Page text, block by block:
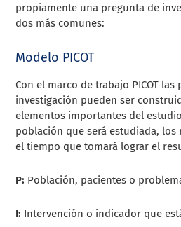
propiamente una pregunta de
dos más comunes:
Modelo PICOT
Con el marco de trabajo PICOT las
investigación pueden ser
elementos importantes del
población que será estudiada, los
el tiempo que tomará lograr el
P: Población, pacientes o
I: Intervención o indicador que